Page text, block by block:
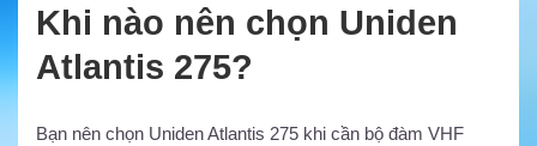
Khi nào nên chọn Uniden
Atlantis 275?
Bạn nên chọn Uniden Atlantis 275 khi cần bộ đàm VHF